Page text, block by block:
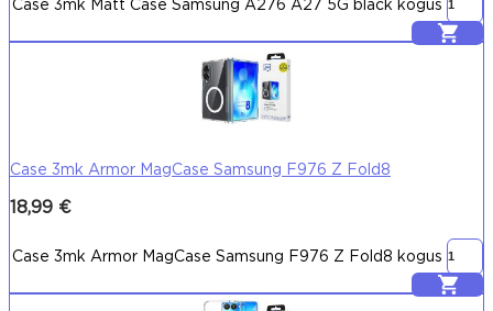
Case 3mk Matt Case Samsung A276 A27 5G black kogus
Lisa korvi
Case 3mk Armor MagCase Samsung F976 Z Fold8
18,99 €
Case 3mk Armor MagCase Samsung F976 Z Fold8 kogus
Lisa korvi